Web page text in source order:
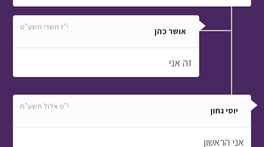
אושר כהן י"ז תשרי תשע"ט
זה אני
יוסי גחון י"ט אלול תשע"ח
אני הראשון